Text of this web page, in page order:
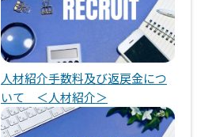
人材紹介手数料及び返戻金につ
いて ＜人材紹介＞